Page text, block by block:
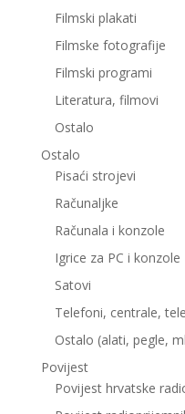
Filmski plakati
Filmske fotografije
Filmski programi
Literatura, filmovi
Ostalo
Ostalo
Pisaći strojevi
Računaljke
Računala i konzole
Igrice za PC i konzole
Satovi
Telefoni, centrale,
Ostalo (alati, pegle,
Povijest
Povijest hrvatske